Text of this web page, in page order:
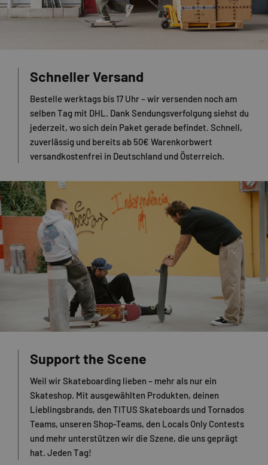
Schneller Versand
Bestelle werktags bis 17 Uhr – wir versenden noch am
selben Tag mit DHL. Dank Sendungsverfolgung siehst du
jederzeit, wo sich dein Paket gerade befindet. Schnell,
zuverlässig und bereits ab 50€ Warenkorbwert
versandkostenfrei in Deutschland und Österreich.
Support the Scene
Weil wir Skateboarding lieben – mehr als nur ein
Skateshop. Mit ausgewählten Produkten, deinen
Lieblingsbrands, den TITUS Skateboards und Tornados
Teams, unseren Shop-Teams, den Locals Only Contests
und mehr unterstützen wir die Szene, die uns geprägt
hat. Jeden Tag!